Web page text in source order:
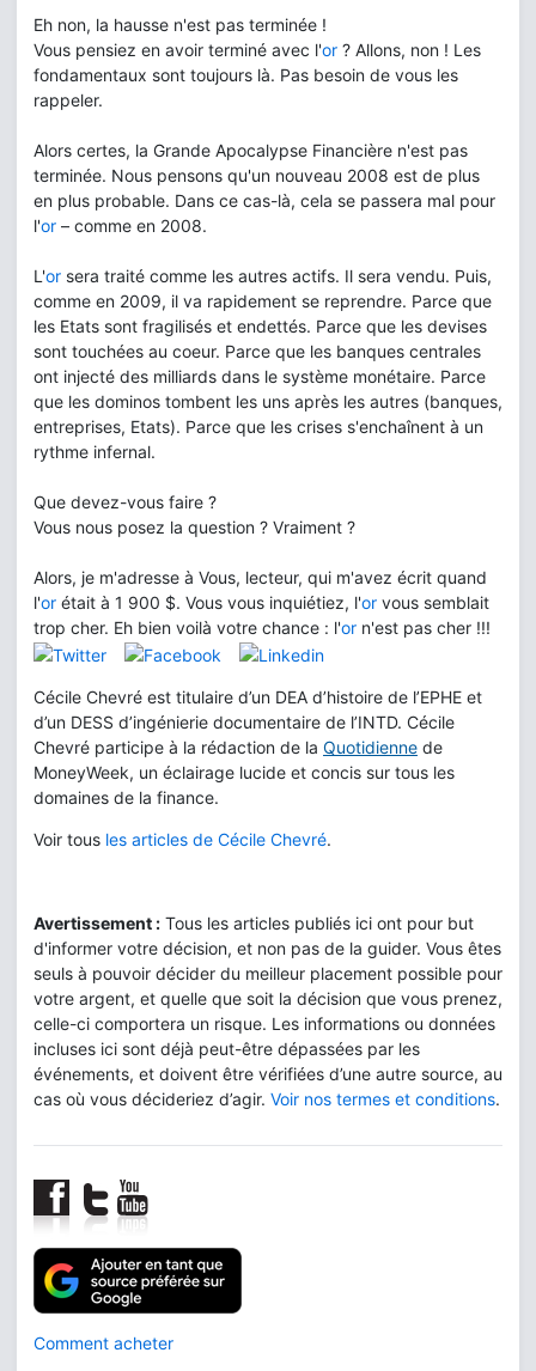
Eh non, la hausse n'est pas terminée !
Vous pensiez en avoir terminé avec l'or ? Allons, non ! Les
fondamentaux sont toujours là. Pas besoin de vous les
rappeler.
Alors certes, la Grande Apocalypse Financière n'est pas
terminée. Nous pensons qu'un nouveau 2008 est de plus
en plus probable. Dans ce cas-là, cela se passera mal pour
l'or – comme en 2008.
L'or sera traité comme les autres actifs. Il sera vendu. Puis,
comme en 2009, il va rapidement se reprendre. Parce que
les Etats sont fragilisés et endettés. Parce que les devises
sont touchées au coeur. Parce que les banques centrales
ont injecté des milliards dans le système monétaire. Parce
que les dominos tombent les uns après les autres (banques,
entreprises, Etats). Parce que les crises s'enchaînent à un
rythme infernal.
Que devez-vous faire ?
Vous nous posez la question ? Vraiment ?
Alors, je m'adresse à Vous, lecteur, qui m'avez écrit quand
l'or était à 1 900 $. Vous vous inquiétiez, l'or vous semblait
trop cher. Eh bien voilà votre chance : l'or n'est pas cher !!!
Cécile Chevré est titulaire d’un DEA d’histoire de l’EPHE et
d’un DESS d’ingénierie documentaire de l’INTD. Cécile
Chevré participe à la rédaction de la Quotidienne de
MoneyWeek, un éclairage lucide et concis sur tous les
domaines de la finance.
Voir tous les articles de Cécile Chevré.
Avertissement : Tous les articles publiés ici ont pour but
d'informer votre décision, et non pas de la guider. Vous êtes
seuls à pouvoir décider du meilleur placement possible pour
votre argent, et quelle que soit la décision que vous prenez,
celle-ci comportera un risque. Les informations ou données
incluses ici sont déjà peut-être dépassées par les
événements, et doivent être vérifiées d’une autre source, au
cas où vous décideriez d’agir. Voir nos termes et conditions.
Comment acheter